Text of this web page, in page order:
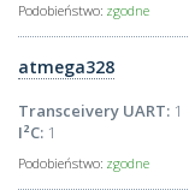
Podobieństwo: zgodne
atmega328
Transceivery UART: 1
I²C: 1
Podobieństwo: zgodne